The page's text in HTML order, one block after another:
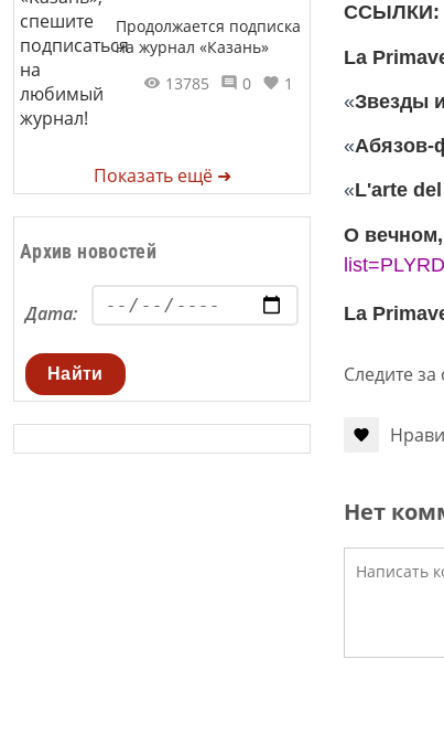
Продолжается подписка
на журнал «Казань»
13785
0 1
Показать ещё ➜
Архив новостей
Дата:
Найти
ССЫЛКИ:
La
«Звезды
«Абязов-
«L'arte
О
La
Следите
Нет